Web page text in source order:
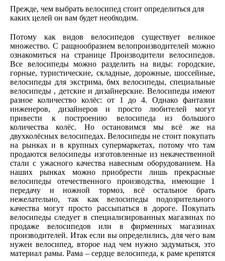
Прежде, чем выбрать велосипед стоит определиться для
каких целей он вам будет необходим.
Потому как видов велосипедов существует великое
множество. C ращнообразием велопроизводителей можно
ознакомиться на странице Производители велосипедов.
Все велосипеды можно разделить на виды: городские,
горные, туристические, складные, дорожные, шоссейные,
велосипеды для экстрима, бмх велосипеды, специальные
велосипеды , детские и дизайнерские. Велосипеды имеют
разное количество колёс: от 1 до 4. Однако фантазии
инженеров, дизайнеров и просто любителей могут
привести к построению велосипеда из большого
количества колёс. Но остановимся мы всё же на
двухколёсных велосипедах. Велосипеды не стоит покупать
на рынках и в крупных супермаркетах, потому что там
продаются велосипеды изготовленные из некачественной
стали с ужасного качества навесным оборудованием. На
наших рынках можно приобрести лишь прекрасные
велосипеды отечественного производства, имеющие 1
передачу и ножной тормоз, всё остальное брать
нежелательно, так как велосипеды подозрительного
качества могут просто рассыпаться в дороге. Покупать
велосипеды следует в специализированных магазинах по
продаже велосипедов или в фирменных магазинах
производителей. Итак если вы определились, для чего вам
нужен велосипед, второе над чем нужно задуматься, это
материал рамы. Рама – сердце велосипеда, к раме крепятся